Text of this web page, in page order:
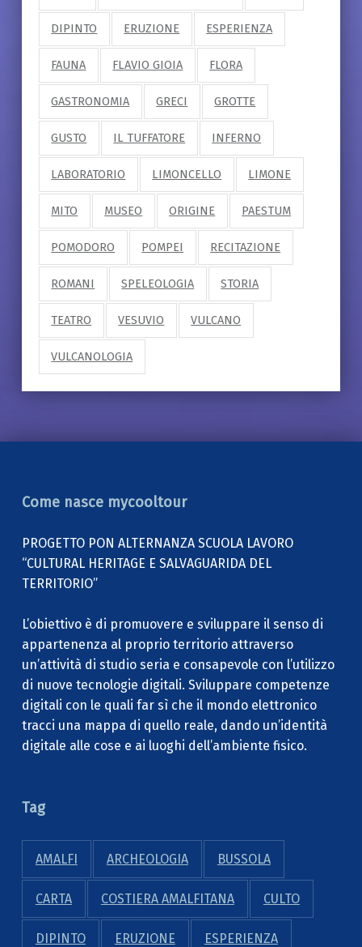
DIPINTO ERUZIONE ESPERIENZA
FAUNA FLAVIO GIOIA FLORA
GASTRONOMIA GRECI GROTTE
GUSTO IL TUFFATORE INFERNO
LABORATORIO LIMONCELLO LIMONE
MITO MUSEO ORIGINE PAESTUM
POMODORO POMPEI RECITAZIONE
ROMANI SPELEOLOGIA STORIA
TEATRO VESUVIO VULCANO
VULCANOLOGIA
Come nasce mycooltour
PROGETTO PON ALTERNANZA SCUOLA LAVORO
“CULTURAL HERITAGE E SALVAGUARIDA DEL
TERRITORIO”
L’obiettivo è di promuovere e sviluppare il senso di
appartenenza al proprio territorio attraverso
un’attività di studio seria e consapevole con l’utilizzo
di nuove tecnologie digitali. Sviluppare competenze
digitali con le quali far sì che il mondo elettronico
tracci una mappa di quello reale, dando un’identità
digitale alle cose e ai luoghi dell’ambiente fisico.
Tag
AMALFI ARCHEOLOGIA BUSSOLA
CARTA COSTIERA AMALFITANA CULTO
DIPINTO ERUZIONE ESPERIENZA